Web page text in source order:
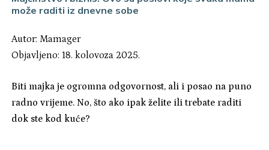
može raditi iz dnevne sobe
Autor: Mamager
Objavljeno: 18. kolovoza 2025.
Biti majka je ogromna odgovornost, ali i posao na puno
radno vrijeme. No, što ako ipak želite ili trebate raditi
dok ste kod kuće?